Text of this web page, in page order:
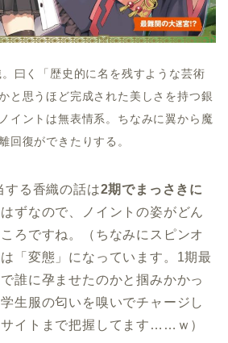
曰く「歴史的に名を残すような芸術
と思うほど完成された美しさを持つ銀
イントは無表情系。ちなみに翼から魔
回復ができたりする。
する香織の話は2期でまっさきに
ずなので、ノイントの姿がどん
ろですね。（ちなみにスピンオ
「変態」になっています。1期最
誰に孕ませたのかと掴みかかっ
生服の匂いを嗅いでチャージし
イトまで把握してます……ｗ）